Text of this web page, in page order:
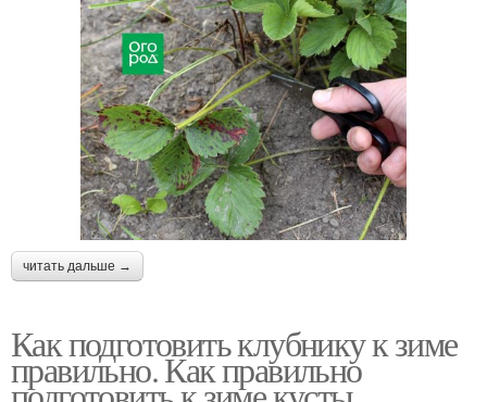
читать дальше →
Как подготовить клубнику к зиме
правильно. Как правильно